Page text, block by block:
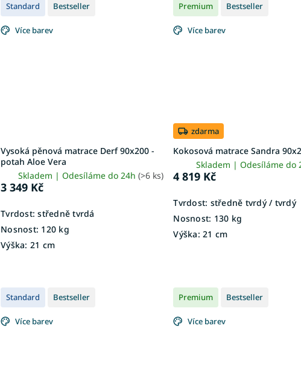
Standard Bestseller
Více barev
Vysoká pěnová matrace Derf 90x200 -
potah Aloe Vera
Skladem | Odesíláme do 24h(>6 ks)
3 349 Kč
Tvrdost:středně tvrdá
Nosnost: 120 kg
Výška: 21 cm
Premium Bestseller
Více barev
zdarma
Kokosová matrace Sandra
Skladem | Odesíláme do
4 819 Kč
Tvrdost: středně tvrdý / tvrdý
Nosnost: 130 kg
Výška: 21 cm
Standard Bestseller
Více barev
Premium Bestseller
Více barev